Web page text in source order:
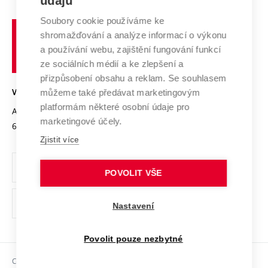
Systém zajišťování kvality výzkumu
Výzkumné infrastruktury
Transfer znalostí
Open Science
Projekty
Projekty ze strukturálních fondů
Specifický výzkum
Spolupráce se školami
Služby univerzity
Mezinárodní dohody
Univerzitní sítě
Profil univerzity
Udržitelná univerzita
Podnikavá univerzita / ContriBUTe
Bezpečná univerzita
Vyznamenání
Organizační struktura
Ochrana osobních údajů
odkaz)
Sociální bezpečí
učení
technické
VYSOKÉ UČENÍ TECHNICKÉ V BRNĚ
Antonínská 548/1
602 00 Brno
www.vut.cz
vut@vutbr.cz
Copyright © 2026 VUT
Soubory cookie používáme ke
shromažďování a analýze informací o výkonu
a používání webu, zajištění fungování funkcí
ze sociálních médií a ke zlepšení a
přizpůsobení obsahu a reklam. Se souhlasem
můžeme také předávat marketingovým
platformám některé osobní údaje pro
marketingové účely.
Zjistit více
POVOLIT VŠE
Nastavení
Povolit pouze nezbytné